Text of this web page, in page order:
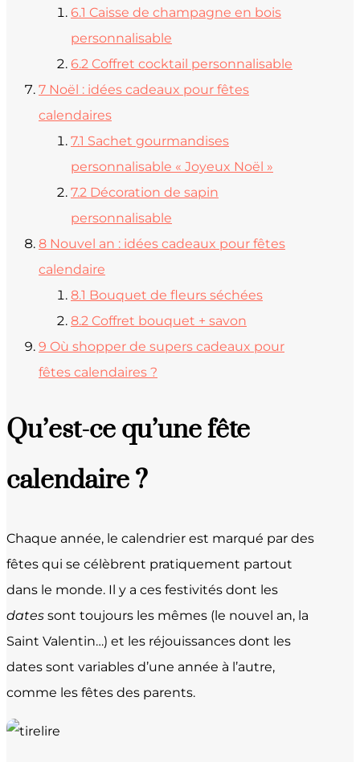
6.1 Caisse de champagne en bois
personnalisable
6.2 Coffret cocktail personnalisable
7 Noël : idées cadeaux pour fêtes
calendaires
7.1 Sachet gourmandises
personnalisable « Joyeux Noël »
7.2 Décoration de sapin
personnalisable
8 Nouvel an : idées cadeaux pour fêtes
calendaire
8.1 Bouquet de fleurs séchées
8.2 Coffret bouquet + savon
9 Où shopper de supers cadeaux pour
fêtes calendaires ?
Qu’est-ce qu’une fête
calendaire ?
Chaque année, le calendrier est marqué par des
fêtes qui se célèbrent pratiquement partout
dans le monde. Il y a ces festivités dont les
dates sont toujours les mêmes (le nouvel an, la
Saint Valentin…) et les réjouissances dont les
dates sont variables d’une année à l’autre,
comme les fêtes des parents.